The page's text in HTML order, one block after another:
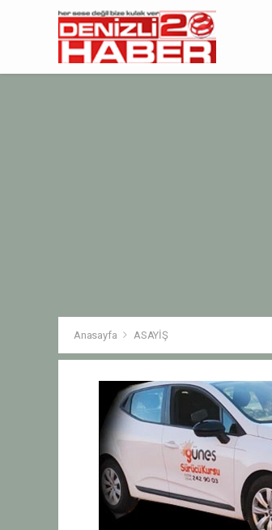
Anasayfa ASAYİŞ